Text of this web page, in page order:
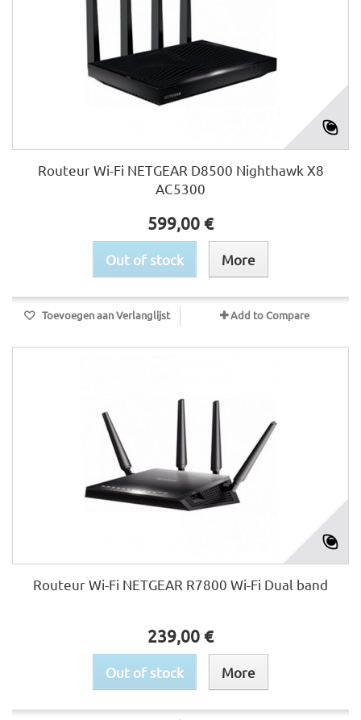
Routeur Wi-Fi NETGEAR D8500 Nighthawk X8
AC5300
599,00 €
Out of stock More
Toevoegen aan Verlanglijst Add to Compare
Routeur Wi-Fi NETGEAR R7800 Wi-Fi Dual band
239,00 €
Out of stock More